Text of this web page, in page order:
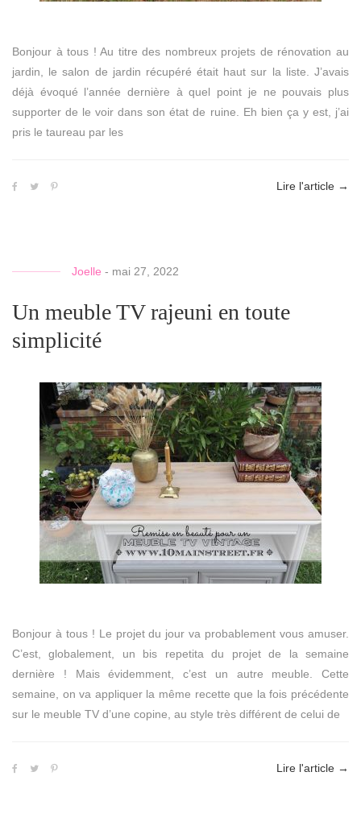
Bonjour à tous ! Au titre des nombreux projets de rénovation au
jardin, le salon de jardin récupéré était haut sur la liste. J’avais
déjà évoqué l’année dernière à quel point je ne pouvais plus
supporter de le voir dans son état de ruine. Eh bien ça y est, j’ai
pris le taureau par les
Lire l'article →
Joelle - mai 27, 2022
Un meuble TV rajeuni en toute
simplicité
Bonjour à tous ! Le projet du jour va probablement vous amuser.
C’est, globalement, un bis repetita du projet de la semaine
dernière ! Mais évidemment, c’est un autre meuble. Cette
semaine, on va appliquer la même recette que la fois précédente
sur le meuble TV d’une copine, au style très différent de celui de
Lire l'article →